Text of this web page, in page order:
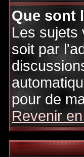
Que sont
Les sujets
soit par
pour de
Revenir